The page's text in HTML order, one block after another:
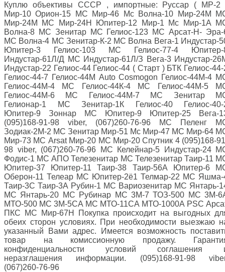
Куплю объективы СССР , импортные: Руссар ( МР-2
Мир-10 Орион-15 МС Мир-46 Мс Волна-10 Мир-24М
Мир-24М МС Мир-24Н Юпитер-12 Мир-1 Мс Мир-1А
Волна-8 МС Зенитар МС Гелиос-123 МС Арсат-Н- Эра-
МС Волна-4 МС Зенитар-К-2 МС Волна Вега-1 Индустар-
Юпитер-3 Гелиос-103 МС Гелиос-77-4 Юпитер-
Индустар-61Л/Д МС Индустар-61Л/З Вега-3 Индустар-
Индустар-22 Гелиос-44 Гелиос-44 ( Старт ) БТК Гелиос-44-
Гелиос-44-7 Гелиос-44М Auto Cosmogon Гелиос-44М-4
Гелиос-44М-4 МС Гелиос-44К-4 МС Гелиос-44М-5
Гелиос-44М-6 МС Гелиос-44М-7 МС Зенитар
Гелионар-1 МС Зенитар-1К Гелиос-40 Гелиос-40-
Юпитер-9 Зоннар МС Юпитер-9 Юпитер-25 Вега-
(095)168-91-98 viber, (067)260-76-96 МС Пеленг
Зодиак-2М-2 МС Зенитар Мир-51 Мс Мир-47 МС Мир-64
Мир-73 МС Arsat Мир-20 МС Мир-20 Спутник 4 (095)168-
98 viber, (067)260-76-96 МС Келейнар-5 Индустар-24
Фодис-1 МС АПО Телезенитар МС Телезенитар Таир-11
Юпитер-37 Юпитер-11 Таир-38 Таир-56А Юпитер-6
Оберон-11 Телеар МС Юпитер-2ё1 Телмар-22 МС Яшма-
Таир-3С Таир-3А Рубин-1 МС Вариозенитар МС Янтарь-
МС Янтарь-20 МС Рубинар МС 3М-7 ТОЗ-500 МС 3М-
МТО-500 МС 3М-5СА МС МТО-11СА МТО-1000А PSC
ПКС МС Мир-67Н Покупка происходит на выгодных
обеих сторон условиях. При необходимости выезжаю
указанный Вами адрес. Имеется возможность
товар на комиссионную продажу.
конфиденциальности условий соглашения
неразглашения информации. (095)168-91-98
(067)260-76-96